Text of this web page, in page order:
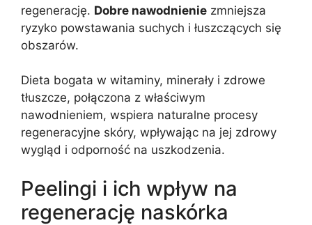
regenerację. Dobre nawodnienie zmniejsza
ryzyko powstawania suchych i łuszczących się
obszarów.
Dieta bogata w witaminy, minerały i zdrowe
tłuszcze, połączona z właściwym
nawodnieniem, wspiera naturalne procesy
regeneracyjne skóry, wpływając na jej zdrowy
wygląd i odporność na uszkodzenia.
Peelingi i ich wpływ na
regenerację naskórka